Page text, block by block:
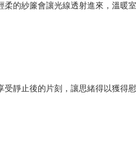
的紗簾會讓光線透射進來，溫暖
靜止後的片刻，讓思緒得以獲得